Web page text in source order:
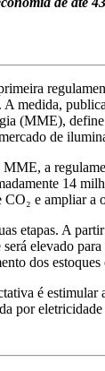
medida,
(MME), define
de
MME, a
14
e ampliar a
etapas. A
elevado
dos estoques
é estimular
por